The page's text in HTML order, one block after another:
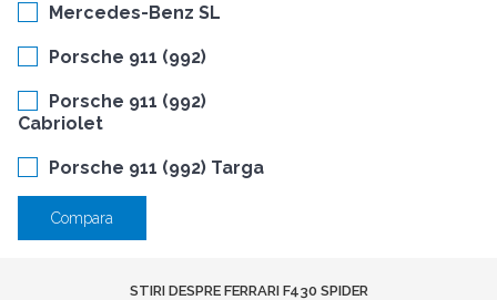
Mercedes-Benz SL
Porsche 911 (992)
Porsche 911 (992)
Cabriolet
Porsche 911 (992) Targa
Compara
STIRI DESPRE FERRARI F430 SPIDER